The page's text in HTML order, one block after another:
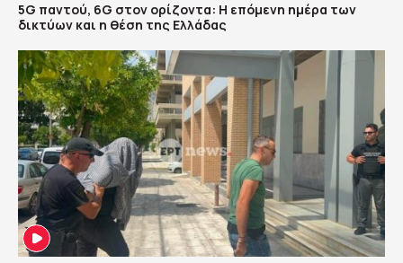
5G παντού, 6G στον ορίζοντα: Η επόμενη ημέρα των
δικτύων και η θέση της Ελλάδας